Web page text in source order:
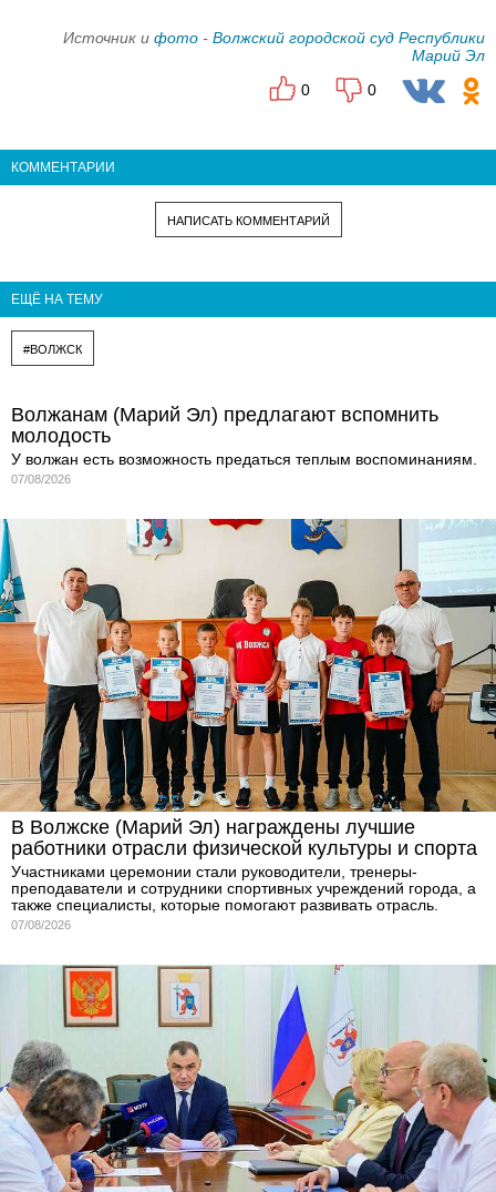
Источник и фото - Волжский городской суд Республики
Марий Эл
0
0
КОММЕНТАРИИ
НАПИСАТЬ КОММЕНТАРИЙ
ЕЩЁ НА ТЕМУ
#ВОЛЖСК
Волжанам (Марий Эл) предлагают вспомнить
молодость
У волжан есть возможность предаться теплым воспоминаниям.
07/08/2026
В Волжске (Марий Эл) награждены лучшие
работники отрасли физической культуры и спорта
Участниками церемонии стали руководители, тренеры-
преподаватели и сотрудники спортивных учреждений города, а
также специалисты, которые помогают развивать отрасль.
07/08/2026